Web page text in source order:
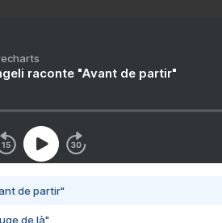
raconte "Avant de partir"
de partir"
de là"